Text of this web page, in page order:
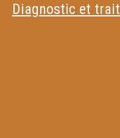
Diagnostic et